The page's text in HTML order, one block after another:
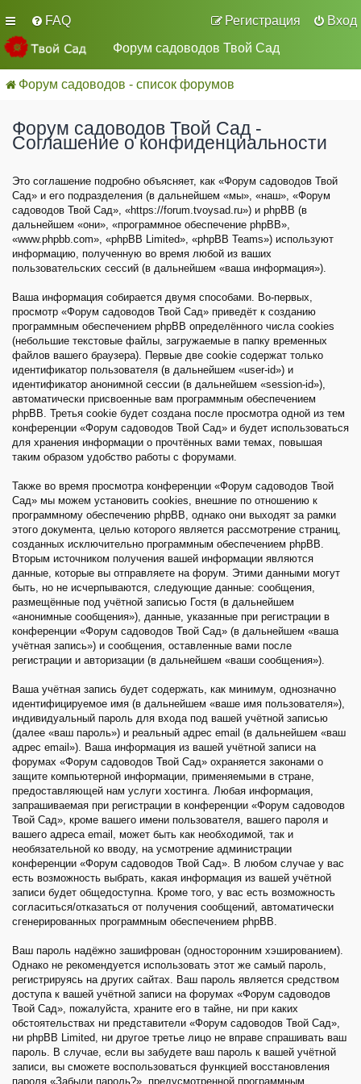
FAQ Вход
Регистрация
Форум садоводов Твой Сад
Форум садоводов - список форумов
Форум садоводов Твой Сад -
Соглашение о конфиденциальности
Это соглашение подробно объясняет, как «Форум садоводов Твой
Сад» и его подразделения (в дальнейшем «мы», «наш», «Форум
садоводов Твой Сад», «https://forum.tvoysad.ru») и phpBB (в
дальнейшем «они», «программное обеспечение phpBB»,
«www.phpbb.com», «phpBB Limited», «phpBB Teams») используют
информацию, полученную во время любой из ваших
пользовательских сессий (в дальнейшем «ваша информация»).
Ваша информация собирается двумя способами. Во-первых,
просмотр «Форум садоводов Твой Сад» приведёт к созданию
программным обеспечением phpBB определённого числа cookies
(небольшие текстовые файлы, загружаемые в папку временных
файлов вашего браузера). Первые две cookie содержат только
идентификатор пользователя (в дальнейшем «user-id») и
идентификатор анонимной сессии (в дальнейшем «session-id»),
автоматически присвоенные вам программным обеспечением
phpBB. Третья cookie будет создана после просмотра одной из тем
конференции «Форум садоводов Твой Сад» и будет использоваться
для хранения информации о прочтённых вами темах, повышая
таким образом удобство работы с форумами.
Также во время просмотра конференции «Форум садоводов Твой
Сад» мы можем установить cookies, внешние по отношению к
программному обеспечению phpBB, однако они выходят за рамки
этого документа, целью которого является рассмотрение страниц,
созданных исключительно программным обеспечением phpBB.
Вторым источником получения вашей информации являются
данные, которые вы отправляете на форум. Этими данными могут
быть, но не исчерпываются, следующие данные: сообщения,
размещённые под учётной записью Гостя (в дальнейшем
«анонимные сообщения»), данные, указанные при регистрации в
конференции «Форум садоводов Твой Сад» (в дальнейшем «ваша
учётная запись») и сообщения, оставленные вами после
регистрации и авторизации (в дальнейшем «ваши сообщения»).
Ваша учётная запись будет содержать, как минимум, однозначно
идентифицируемое имя (в дальнейшем «ваше имя пользователя»),
индивидуальный пароль для входа под вашей учётной записью
(далее «ваш пароль») и реальный адрес email (в дальнейшем «ваш
адрес email»). Ваша информация из вашей учётной записи на
форумах «Форум садоводов Твой Сад» охраняется законами о
защите компьютерной информации, применяемыми в стране,
предоставляющей нам услуги хостинга. Любая информация,
запрашиваемая при регистрации в конференции «Форум садоводов
Твой Сад», кроме вашего имени пользователя, вашего пароля и
вашего адреса email, может быть как необходимой, так и
необязательной ко вводу, на усмотрение администрации
конференции «Форум садоводов Твой Сад». В любом случае у вас
есть возможность выбрать, какая информация из вашей учётной
записи будет общедоступна. Кроме того, у вас есть возможность
согласиться/отказаться от получения сообщений, автоматически
сгенерированных программным обеспечением phpBB.
Ваш пароль надёжно зашифрован (односторонним хэшированием).
Однако не рекомендуется использовать этот же самый пароль,
регистрируясь на других сайтах. Ваш пароль является средством
доступа к вашей учётной записи на форумах «Форум садоводов
Твой Сад», пожалуйста, храните его в тайне, ни при каких
обстоятельствах ни представители «Форум садоводов Твой Сад»,
ни phpBB Limited, ни другое третье лицо не вправе спрашивать ваш
пароль. В случае, если вы забудете ваш пароль к вашей учётной
записи, вы сможете воспользоваться функцией восстановления
пароля «Забыли пароль?», предусмотренной программным